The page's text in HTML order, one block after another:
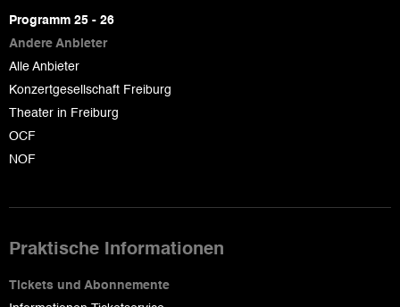
page
Programm 25 - 26
Andere Anbieter
Alle Anbieter
Konzertgesellschaft Freiburg
Theater in Freiburg
OCF
NOF
Praktische Informationen
Tickets und Abonnemente